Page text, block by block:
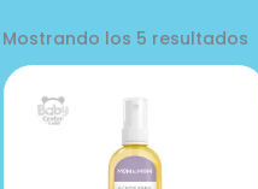
Mostrando los 5 resultados